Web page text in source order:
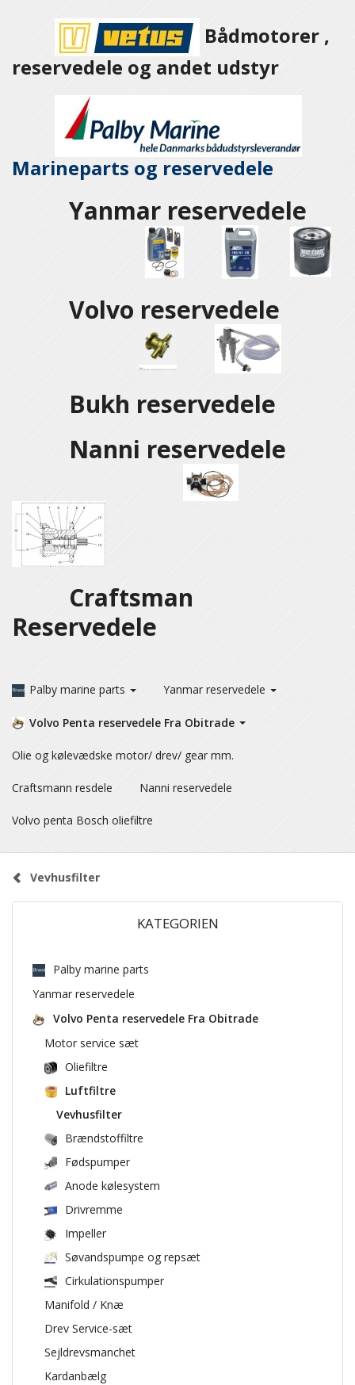
Bådmotorer ,
reservedele og andet udstyr
Marineparts og reservedele
Yanmar reservedele
Volvo reservedele
Bukh reservedele
Nanni reservedele
Craftsman
Reservedele
Palby marine parts Yanmar reservedele
Volvo Penta reservedele Fra Obitrade
Olie og kølevædske motor/ drev/ gear mm.
Craftsmann resdele Nanni reservedele
Volvo penta Bosch oliefiltre
Vevhusfilter
KATEGORIEN
Palby marine parts
Yanmar reservedele
Volvo Penta reservedele Fra Obitrade
Motor service sæt
Oliefiltre
Luftfiltre
Vevhusfilter
Brændstoffiltre
Fødspumper
Anode kølesystem
Drivremme
Impeller
Søvandspumpe og repsæt
Cirkulationspumper
Manifold / Knæ
Drev Service-sæt
Sejldrevsmanchet
Kardanbælg